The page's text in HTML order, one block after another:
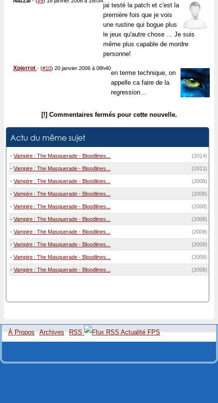
jai testé la patch et c'est la
première fois que je vois
une rustine qui bogue plus
le jeux qu'autre chose ... Je suis
même plus capable de mordre
personne!
Xpierrot - (#10) 20 janvier 2006 à 08h40
en terme technique, on
appelle ca faire de la
regression...
[!] Commentaires fermés pour cette nouvelle.
Actu du même sujet
- Vampire : The Masquerade - Bloodlines... (2014)
- Vampire : The Masquerade - Bloodlines... (2011)
- Vampire : The Masquerade - Bloodlines... (2008)
- Vampire : The Masquerade - Bloodlines... (2008)
- Vampire : The Masquerade - Bloodlines... (2008)
- Vampire : The Masquerade - Bloodlines... (2008)
- Vampire : The Masquerade - Bloodlines... (2008)
- Vampire : The Masquerade - Bloodlines... (2008)
- Vampire : The Masquerade - Bloodlines... (2008)
- Vampire : The Masquerade - Bloodlines... (2008)
À Propos Archives RSS